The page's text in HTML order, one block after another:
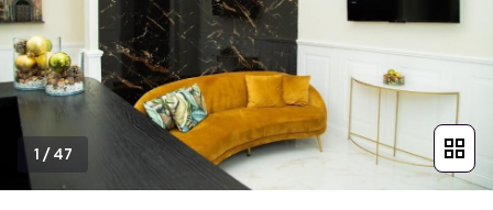
1 /47